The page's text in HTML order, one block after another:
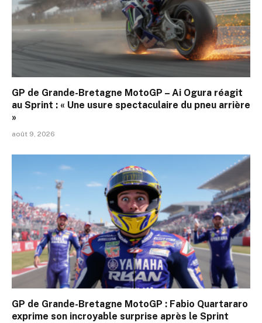
GP de Grande-Bretagne MotoGP – Ai Ogura réagit
au Sprint : « Une usure spectaculaire du pneu arrière
»
août 9, 2026
GP de Grande-Bretagne MotoGP : Fabio Quartararo
exprime son incroyable surprise après le Sprint